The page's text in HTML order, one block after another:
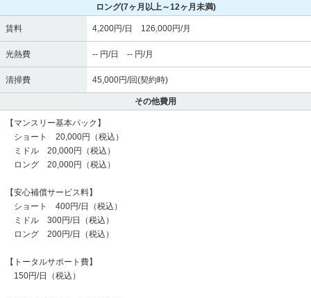
ロング(7ヶ月以上～12ヶ月未満)
賃料 4,200円/日 126,000円/月
光熱費 -- 円/日 -- 円/月
清掃費 45,000円/回(契約時)
その他費用
【マンスリー基本パック】
ショート 20,000円（税込）
ミドル 20,000円（税込）
ロング 20,000円（税込）
【安心補償サービス料】
ショート 400円/日（税込）
ミドル 300円/日（税込）
ロング 200円/日（税込）
【トータルサポート費】
150円/日（税込）